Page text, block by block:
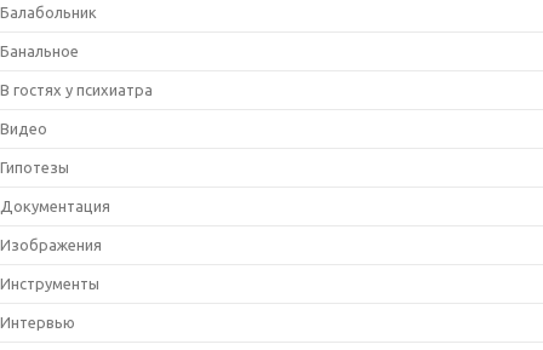
Балабольник
Банальное
В гостях у психиатра
Видео
Гипотезы
Документация
Изображения
Инструменты
Интервью